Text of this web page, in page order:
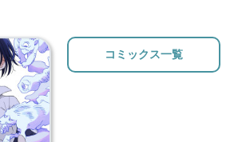
コミックス一覧